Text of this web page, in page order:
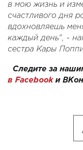
в мою жизнь и
счастливого дня
вдохновляешь
каждый день", -
сестра Кары
Следите за
в Facebookи